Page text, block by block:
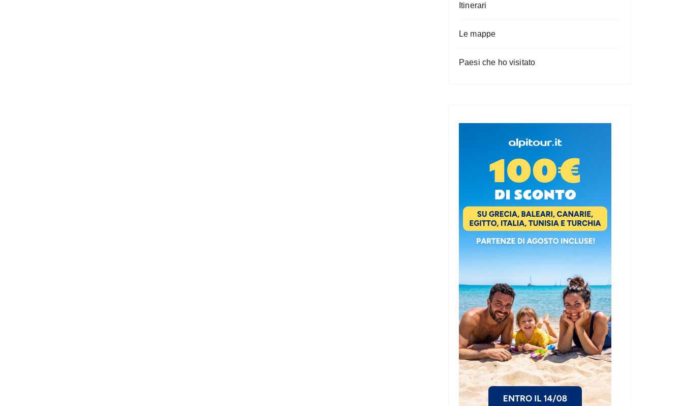
Itinerari
Le mappe
Paesi che ho visitato